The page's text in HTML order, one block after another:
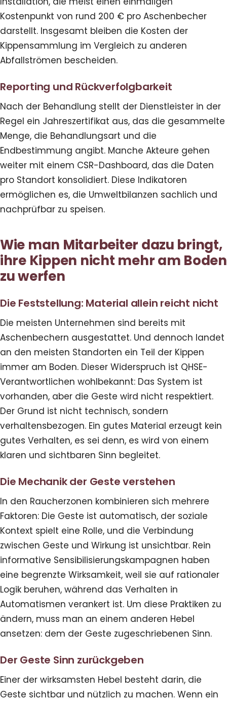
Kostenpunkt von rund 200 € pro Aschenbecher
darstellt. Insgesamt bleiben die Kosten der
Kippensammlung im Vergleich zu anderen
Abfallströmen bescheiden.
Reporting und Rückverfolgbarkeit
Nach der Behandlung stellt der Dienstleister in der
Regel ein Jahreszertifikat aus, das die gesammelte
Menge, die Behandlungsart und die
Endbestimmung angibt. Manche Akteure gehen
weiter mit einem CSR-Dashboard, das die Daten
pro Standort konsolidiert. Diese Indikatoren
ermöglichen es, die Umweltbilanzen sachlich und
nachprüfbar zu speisen.
Wie man Mitarbeiter dazu bringt,
ihre Kippen nicht mehr am Boden
zu werfen
Die Feststellung: Material allein reicht nicht
Die meisten Unternehmen sind bereits mit
Aschenbechern ausgestattet. Und dennoch landet
an den meisten Standorten ein Teil der Kippen
immer am Boden. Dieser Widerspruch ist QHSE-
Verantwortlichen wohlbekannt: Das System ist
vorhanden, aber die Geste wird nicht respektiert.
Der Grund ist nicht technisch, sondern
verhaltensbezogen. Ein gutes Material erzeugt kein
gutes Verhalten, es sei denn, es wird von einem
klaren und sichtbaren Sinn begleitet.
Die Mechanik der Geste verstehen
In den Raucherzonen kombinieren sich mehrere
Faktoren: Die Geste ist automatisch, der soziale
Kontext spielt eine Rolle, und die Verbindung
zwischen Geste und Wirkung ist unsichtbar. Rein
informative Sensibilisierungskampagnen haben
eine begrenzte Wirksamkeit, weil sie auf rationaler
Logik beruhen, während das Verhalten in
Automatismen verankert ist. Um diese Praktiken zu
ändern, muss man an einem anderen Hebel
ansetzen: dem der Geste zugeschriebenen Sinn.
Der Geste Sinn zurückgeben
Einer der wirksamsten Hebel besteht darin, die
Geste sichtbar und nützlich zu machen. Wenn ein